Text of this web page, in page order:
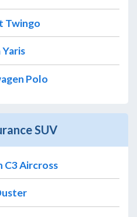
Twingo
Polo
SUV
C3 Aircross